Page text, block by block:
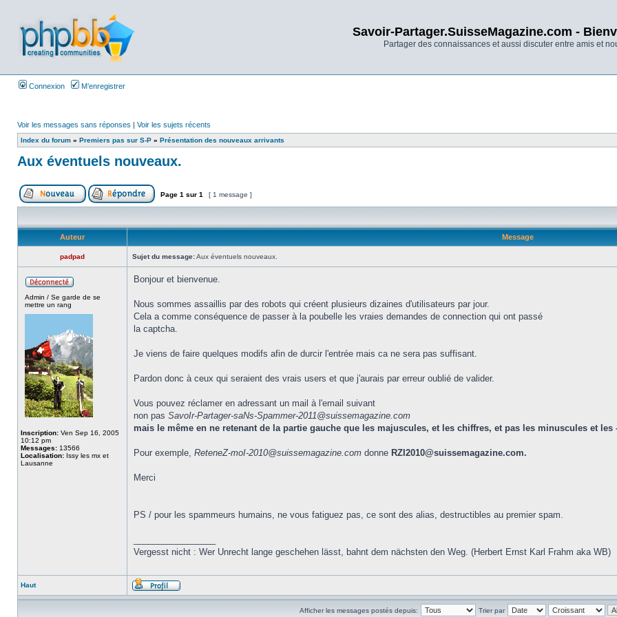
Savoir-Partager.SuisseMagazine.com -
Partager des connaissances et aussi discuter entre amis et
Connexion M’enregistrer
Voir les messages sans réponses | Voir les sujets récents
Index du forum » Premiers pas sur S-P » Présentation des nouveaux arrivants
Aux éventuels nouveaux.
Page 1 sur 1 [ 1 message ]
Auteur Message
padpad Sujet du message:Aux éventuels nouveaux.
Admin / Se garde de se
mettre un rang
Inscription: Ven Sep 16, 2005
10:12 pm
Messages: 13566
Localisation: Issy les mx et
Lausanne
Bonjour et bienvenue.
Nous sommes assaillis par des robots qui créent plusieurs dizaines d'utilisateurs par jour.
Cela a comme conséquence de passer à la poubelle les vraies demandes de connection qui ont passé
la captcha.
Je viens de faire quelques modifs afin de durcir l'entrée mais ca ne sera pas suffisant.
Pardon donc à ceux qui seraient des vrais users et que j'aurais par erreur oublié de valider.
Vous pouvez réclamer en adressant un mail à l'email suivant
non pas SavoIr-Partager-saNs-Spammer-2011@suissemagazine.com
mais le même en ne retenant de la partie gauche que les majuscules, et les chiffres, et pas les minuscules et les
Pour exemple, ReteneZ-moI-2010@suissemagazine.com donne RZI2010@suissemagazine.com.
Merci
PS / pour les spammeurs humains, ne vous fatiguez pas, ce sont des alias, destructibles au premier spam.
Vergesst nicht : Wer Unrecht lange geschehen lässt, bahnt dem nächsten den Weg. (Herbert Ernst Karl Frahm aka WB)
Haut
Afficher les messages postés depuis: Trier par